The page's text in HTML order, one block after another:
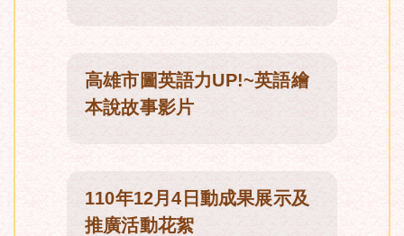
高雄市圖英語力UP!~英語繪
本說故事影片
110年12月4日動成果展示及
推廣活動花絮